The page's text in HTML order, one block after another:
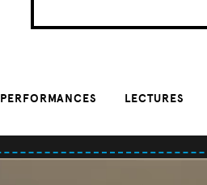
PERFORMANCES LECTURES